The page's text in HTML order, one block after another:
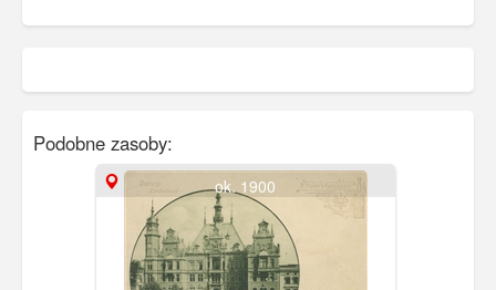
Podobne zasoby:
ok. 1900